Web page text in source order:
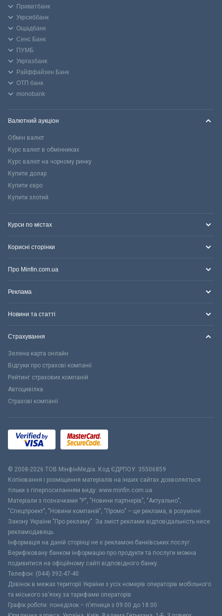
Приватбанк
Укрсиббанк
Ощадбанк
Сенс Банк
ПУМБ
Укргазбанк
Райффайзен Банк
ОТП банк
monobank
Валютний аукціон
Обмін валют
Курс валют в обмінниках
Курс валют на чорному ринку
Купити долар
Купити євро
Купити злотий
Курси по містах
Корисні сторінки
Про Minfin.com.ua
Реклама
Новини та статті
Страхування
Зелена карта онлайн
Відгуки про страхові компанії
Рейтинг страхових компаній
Автоцивілка
Страхові компанії
© 2008-2026 ТОВ МiнфiнМедiа. Код ЄДРПОУ: 35506859
Копіювання і розміщення матеріалів на інших сайтах дозволяється
тільки з гіперпосиланням виду: www.minfin.com.ua
Матеріали з позначками "Р", "Новини партнерів", "Актуально",
"Спецпроект", "Новини компаній", "Промо" – це реклама, в розумінні
Закону України "Про рекламу". За зміст реклами відповідальність несе
рекламодавець.
Інформація на даній сторінці не є рекламою банківських послуг.
Верифіковану банком інформацію про продукти та послуги можна
подивитися на офіційному сайті відповідного банку.
Телефон: (044) 392-47-40
Дзвінок в межах території України з усіх номерів операторів мобільного
та міського зв’язку за тарифами операторів
Графік роботи: понеділок – п’ятниця з 09:00 до 18:00